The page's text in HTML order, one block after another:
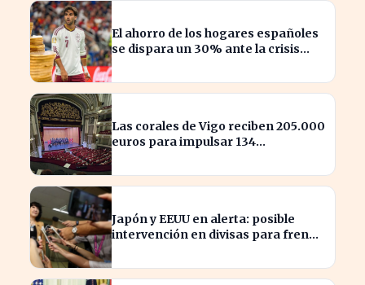
El ahorro de los hogares españoles
se dispara un 30% ante la crisis
Las corales de Vigo reciben 205.000
euros para impulsar 134
Japón y EEUU en alerta: posible
intervención en divisas para frenar